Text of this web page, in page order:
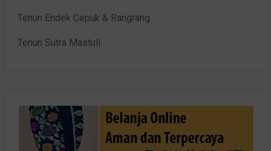
Tenun Endek Cepuk & Rangrang
Tenun Sutra Mastuli